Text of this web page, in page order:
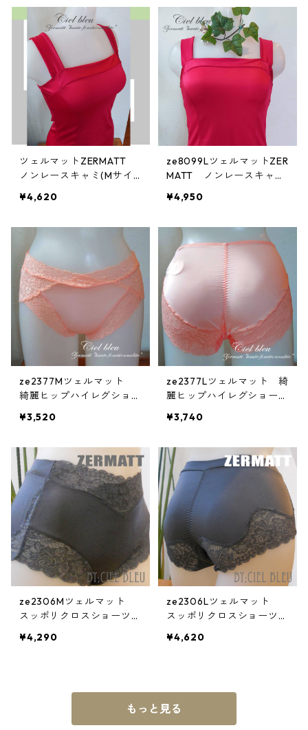
ツェルマットZERMATT
ノンレースキャミ(Mサイ
¥4,620
ze8099LツェルマットZER
MATT ノンレースキャミ
¥4,950
ze2377Mツェルマット
綺麗ヒップハイレグショー
¥3,520
ze2377Lツェルマット 綺
麗ヒップハイレグショーツ
¥3,740
ze2306Mツェルマット
スッポリクロスショーツ
¥4,290
ze2306Lツェルマット
スッポリクロスショーツ(L
¥4,620
もっと見る